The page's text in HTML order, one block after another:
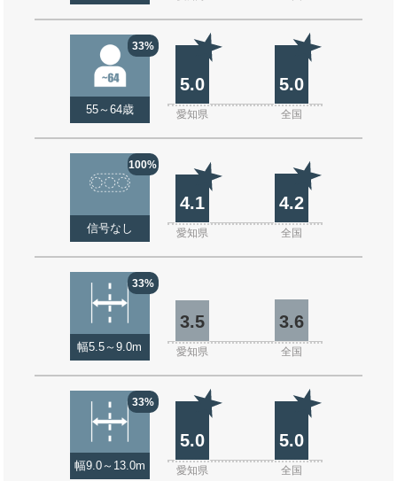
33%
55～64歳
5.0 5.0
愛知県 全国
100%
信号なし
4.1 4.2
愛知県 全国
33%
幅5.5～9.0m
3.5 3.6
愛知県 全国
33%
幅9.0～13.0m
5.0 5.0
愛知県 全国